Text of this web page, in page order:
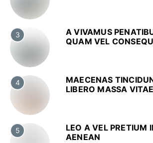
3
A VIVAMUS
QUAM VEL
4
MAECENAS
LIBERO MASSA VITAE
5
LEO A VEL PRETIUM
AENEAN